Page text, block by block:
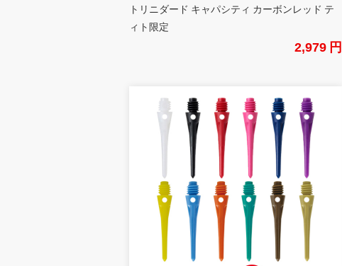
トリニダード キャパシティ カーボンレッド テ
ィト限定
2,979 円